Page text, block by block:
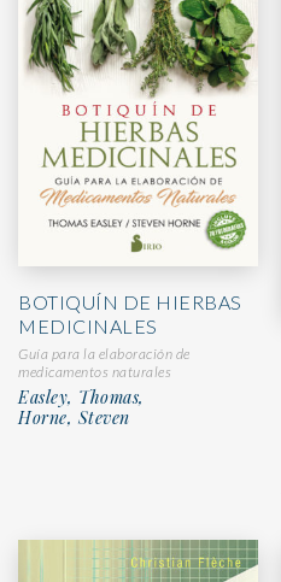
BOTIQUÍN DE HIERBAS
MEDICINALES
Guía para la elaboración de
medicamentos naturales
Easley, Thomas,
Horne, Steven